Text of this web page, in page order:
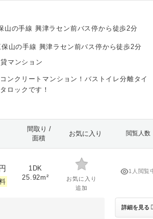
山の手線 興津ラセン前バス停から徒歩2分
山の手線 興津ラセン前バス停から徒歩2分
マンション
ンクリートマンション！バストイレ分離タイ
ロックです！
間取り /
面積
お気に入り 閲覧人数
1DK
25.92m²
お気に入り
追加
1人閲覧
詳細を見る